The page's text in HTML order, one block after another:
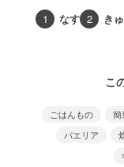
1 なす 2 き
こ
ごはんもの 簡
パエリア